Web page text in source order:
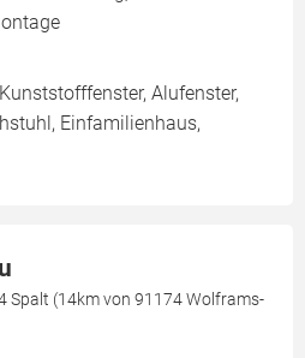
Alufenster,
Einfamilienhaus,
Spalt (14km von 91174 Wolframs-